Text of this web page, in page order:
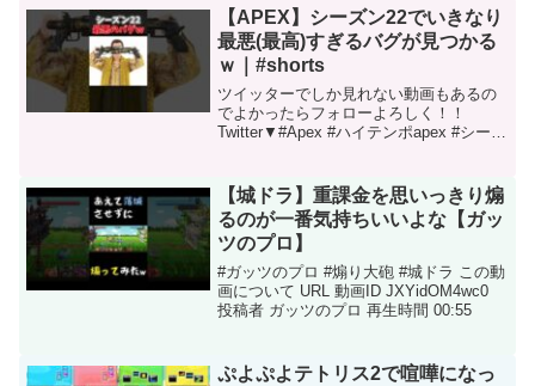
動画ID AAL7...
【APEX】シーズン22でいきなり
最悪(最高)すぎるバグが見つかる
ｗ｜#shorts
ツイッターでしか見れない動画もあるの
でよかったらフォローよろしく！！
Twitter▼#Apex #ハイテンポapex #シーズ
間 0...
【城ドラ】重課金を思いっきり煽
るのが一番気持ちいいよな【ガッ
ツのプロ】
#ガッツのプロ #煽り大砲 #城ドラ この動
画について URL 動画ID JXYidOM4wc0
投稿者 ガッツのプロ 再生時間 00:55
ぷよぷよテトリス2で喧嘩になっ